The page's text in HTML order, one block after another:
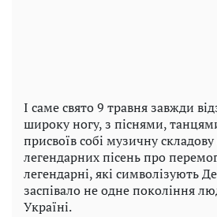
І саме свято 9 травня завжди
широку ногу, з піснями,
присвоїв собі музичну
легендарних пісень про
легендарні, які символізують
заспівало не одне покоління
Україні.